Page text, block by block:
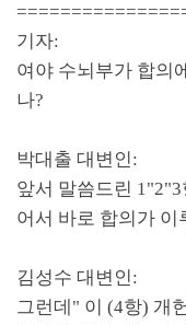
기자:
여야 수뇌부가 합의
나?
박대출 대변인:
앞서 말씀드린 1"2"3
어서 바로 합의가 이
김성수 대변인:
그런데 " 이 (4항) 개